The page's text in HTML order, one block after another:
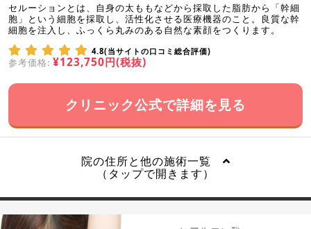
セルーションとは、自身の太ももなどから採取した脂肪から「幹細
胞」という細胞を採取し、活性化させる医療機器のこと。良質な幹
細胞を注入し、ふっくら丸みのある自然な素顔をつくります。
4.8(当サイトの口コミ総合評価)
参考価格: ¥123,750円(税抜)
クリニック公式で詳細を見る
院の住所と他の施術一覧
（タップで開きます）